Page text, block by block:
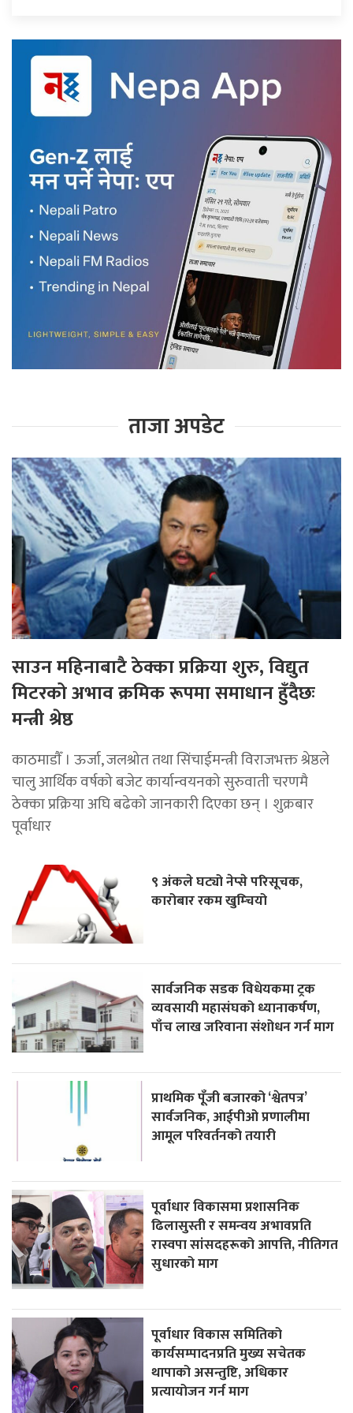
ताजा अपडेट
साउन महिनाबाटै ठेक्का प्रक्रिया शुरु, विद्युत
मिटरको अभाव क्रमिक रूपमा समाधान हुँदैछः
मन्त्री श्रेष्ठ
काठमाडाैँ । ऊर्जा, जलश्रोत तथा सिंचाईमन्त्री विराजभक्त श्रेष्ठले
चालु आर्थिक वर्षको बजेट कार्यान्वयनको सुरुवाती चरणमै
ठेक्का प्रक्रिया अघि बढेको जानकारी दिएका छन् । शुक्रबार
पूर्वाधार
९ अंकले घट्यो नेप्से परिसूचक,
कारोबार रकम खुम्चियो
सार्वजनिक सडक विधेयकमा ट्रक
व्यवसायी महासंघको ध्यानाकर्षण,
पाँच लाख जरिवाना संशोधन गर्न माग
प्राथमिक पूँजी बजारको ‘श्वेतपत्र’
सार्वजनिक, आईपीओ प्रणालीमा
आमूल परिवर्तनको तयारी
पूर्वाधार विकासमा प्रशासनिक
ढिलासुस्ती र समन्वय अभावप्रति
रास्वपा सांसदहरूको आपत्ति, नीतिगत
सुधारको माग
पूर्वाधार विकास समितिको
कार्यसम्पादनप्रति मुख्य सचेतक
थापाको असन्तुष्टि, अधिकार
प्रत्यायोजन गर्न माग